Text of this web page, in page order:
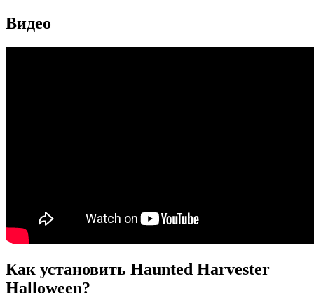
Видео
Как установить Haunted Harvester
Halloween?